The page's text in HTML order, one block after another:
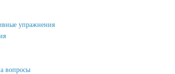
упражнения
вопросы